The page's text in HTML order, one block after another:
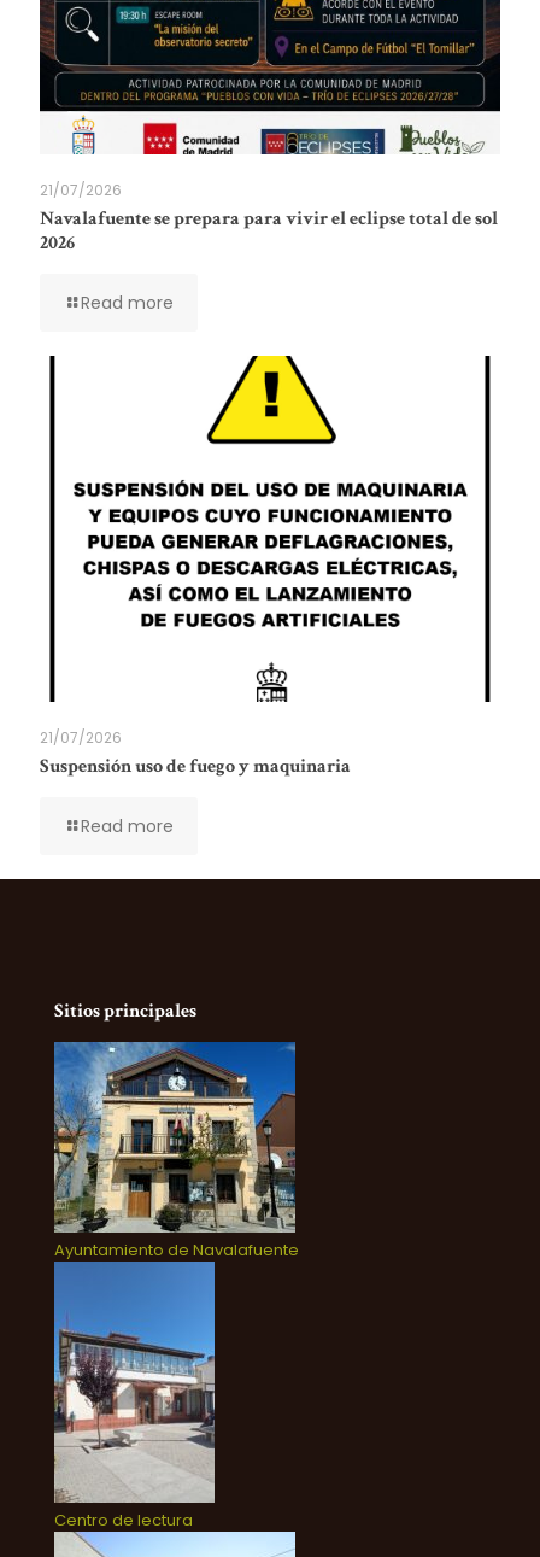
21/07/2026
Navalafuente se prepara para vivir el eclipse total de sol
2026
Read more
21/07/2026
Suspensión uso de fuego y maquinaria
Read more
Sitios principales
Ayuntamiento de Navalafuente
Centro de lectura